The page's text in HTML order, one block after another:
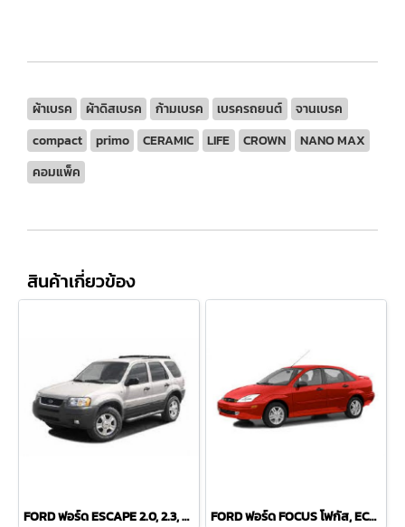
ผ้าเบรค ผ้าดิสเบรค ก้ามเบรค เบรครถยนต์
จานเบรค
compact
primo CERAMIC LIFE CROWN
NANO MAX
คอมแพ็ค
สินค้าเกี่ยวข้อง
FORD ฟอร์ด ESCAPE 2.0, 2.3, 3.0 V6 ปี 01-07 COMPACT ผ้าเบรค-หน้า FORD ฟอร์ด FOCUS โฟกัส, ECOSPORT COMPACT ผ้าเบรค-หน้า